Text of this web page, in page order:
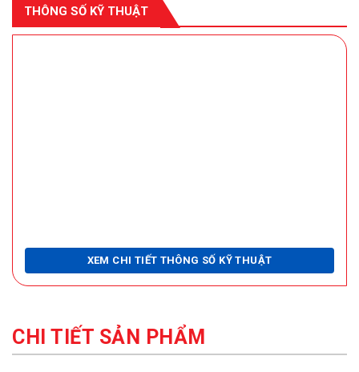
THÔNG SỐ KỸ THUẬT
XEM CHI TIẾT THÔNG SỐ KỸ THUẬT
CHI TIẾT SẢN PHẨM